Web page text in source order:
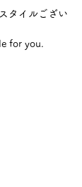
タイルござい
for you.